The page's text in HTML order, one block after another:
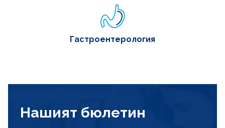
Гастроентерология
Нашият бюлетин